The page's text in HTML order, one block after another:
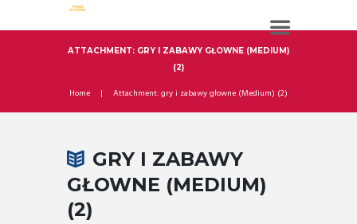
ATTACHMENT: GRY I ZABAWY GŁOWNE (MEDIUM)
(2)
Home Attachment: gry i zabawy głowne (Medium) (2)
GRY I ZABAWY
GŁOWNE (MEDIUM)
(2)